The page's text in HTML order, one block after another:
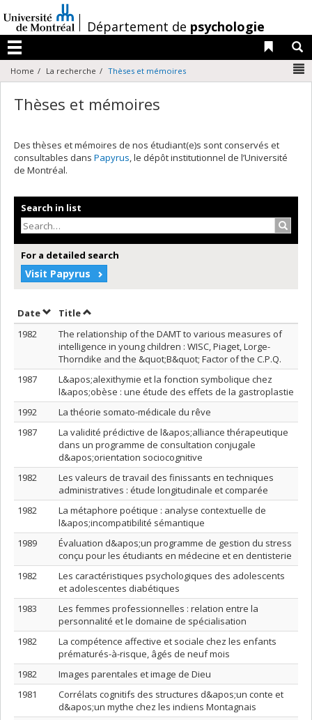
au
contenu
/Département de psychologie
Menu
Liens
Home La recherche Thèses et mémoires
Thèses et mémoires
Des thèses et mémoires de nos étudiant(e)s sont conservés et
consultables dans Papyrus, le dépôt institutionnel de l’Université
de Montréal.
Search in list
For a detailed search
Visit Papyrus
DateSort by date in ascending order
TitleSort by title in ascending order
1982
The relationship of the DAMT to various measures of
intelligence in young children : WISC, Piaget, Lorge-
Thorndike and the &quot;B&quot; Factor of the C.P.Q.
1987
L&apos;alexithymie et la fonction symbolique chez
l&apos;obèse : une étude des effets de la gastroplastie
1992
La théorie somato-médicale du rêve
1987
La validité prédictive de l&apos;alliance thérapeutique
dans un programme de consultation conjugale
d&apos;orientation sociocognitive
1982
Les valeurs de travail des finissants en techniques
administratives : étude longitudinale et comparée
1982
La métaphore poétique : analyse contextuelle de
l&apos;incompatibilité sémantique
1989
Évaluation d&apos;un programme de gestion du stress
conçu pour les étudiants en médecine et en dentisterie
1982
Les caractéristiques psychologiques des adolescents
et adolescentes diabétiques
1983
Les femmes professionnelles : relation entre la
personnalité et le domaine de spécialisation
1982
La compétence affective et sociale chez les enfants
prématurés-à-risque, âgés de neuf mois
1982
Images parentales et image de Dieu
1981
Corrélats cognitifs des structures d&apos;un conte et
d&apos;un mythe chez les indiens Montagnais